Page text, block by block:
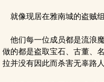
就像现居在雅南城的盗贼组
他们每一位成员都是流浪
做的都是盗取宝石、古董、
拉并没有因此而杀害无辜路人